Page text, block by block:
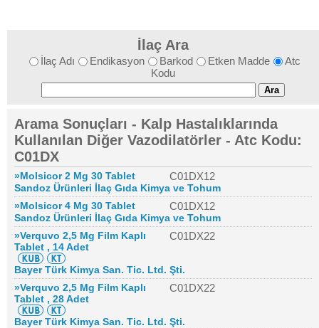
İlaç Ara
İlaç Adı Endikasyon Barkod Etken Madde
Atc
Kodu
Arama Sonuçları - Kalp Hastalıklarında
Kullanılan Diğer Vazodilatörler - Atc Kodu:
C01DX
»Molsicor 2 Mg 30 Tablet C01DX12
Sandoz Ürünleri İlaç Gıda Kimya ve Tohum
»Molsicor 4 Mg 30 Tablet
C01DX12
Sandoz Ürünleri İlaç Gıda Kimya ve Tohum
»Verquvo 2,5 Mg Film Kaplı
Tablet , 14 Adet
C01DX22
Bayer Türk Kimya San. Tic. Ltd. Şti.
»Verquvo 2,5 Mg Film Kaplı
Tablet , 28 Adet
C01DX22
Bayer Türk Kimya San. Tic. Ltd. Şti.